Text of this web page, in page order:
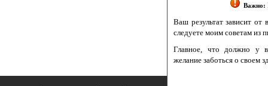
Получение
Ваш результат зависит от вашей
следуете моим советам из писем и книг.
Главное, что должно у вас быть -
желание заботься о своем здоровье.